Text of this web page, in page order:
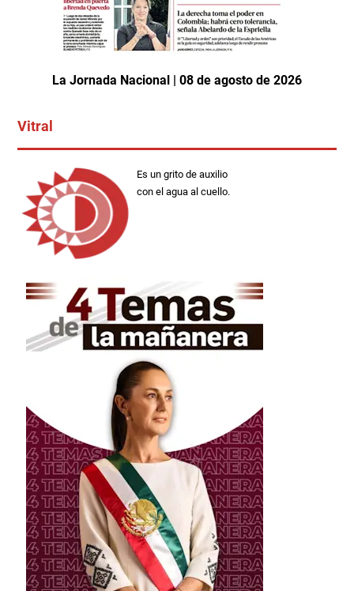
La Jornada Nacional | 08 de agosto de 2026
Vitral
Es un grito de auxilio
con el agua al cuello.